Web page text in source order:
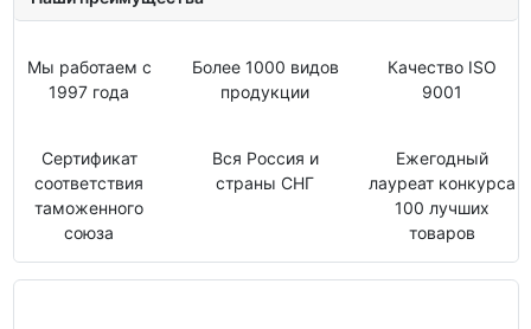
Мы работаем с
1997 года
Более 1000 видов
продукции
Качество ISO
9001
Сертификат
соответствия
таможенного
союза
Вся Россия и
страны СНГ
Ежегодный
лауреат конкурса
100 лучших
товаров